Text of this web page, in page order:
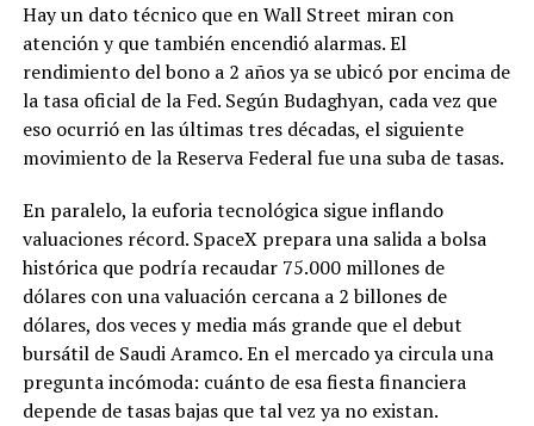
Hay un dato técnico que en Wall Street miran con
atención y que también encendió alarmas. El
rendimiento del bono a 2 años ya se ubicó por encima de
la tasa oficial de la Fed. Según Budaghyan, cada vez que
eso ocurrió en las últimas tres décadas, el siguiente
movimiento de la Reserva Federal fue una suba de tasas.
En paralelo, la euforia tecnológica sigue inflando
valuaciones récord. SpaceX prepara una salida a bolsa
histórica que podría recaudar 75.000 millones de
dólares con una valuación cercana a 2 billones de
dólares, dos veces y media más grande que el debut
bursátil de Saudi Aramco. En el mercado ya circula una
pregunta incómoda: cuánto de esa fiesta financiera
depende de tasas bajas que tal vez ya no existan.